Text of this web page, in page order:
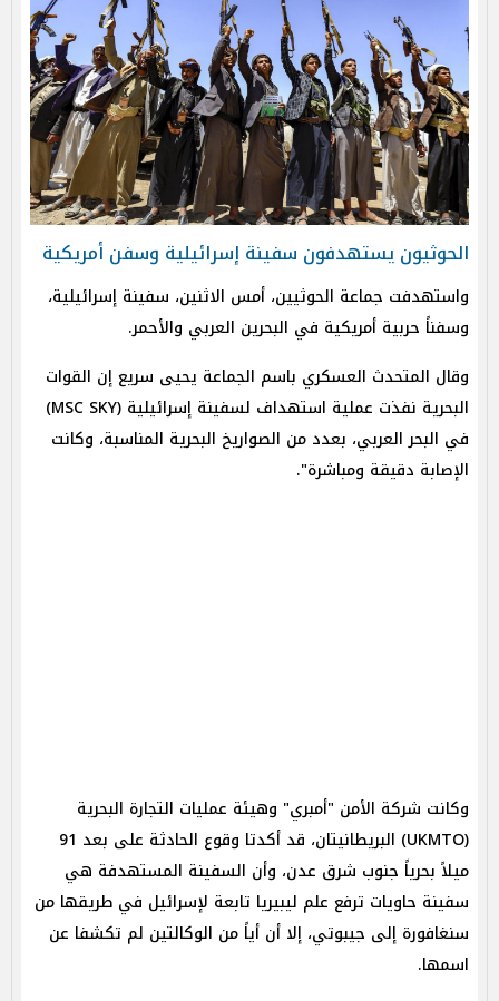
الحوثيون يستهدفون سفينة إسرائيلية وسفن أمريكية
واستهدفت جماعة الحوثيين، أمس الاثنين، سفينة إسرائيلية،
وسفناً حربية أمريكية في البحرين العربي والأحمر.
وقال المتحدث العسكري باسم الجماعة يحيى سريع إن القوات
البحرية نفذت عملية استهداف لسفينة إسرائيلية (MSC SKY)
في البحر العربي، بعدد من الصواريخ البحرية المناسبة، وكانت
الإصابة دقيقة ومباشرة".
وكانت شركة الأمن "أمبري" وهيئة عمليات التجارة البحرية
(UKMTO) البريطانيتان، قد أكدتا وقوع الحادثة على بعد 91
ميلاً بحرياً جنوب شرق عدن، وأن السفينة المستهدفة هي
سفينة حاويات ترفع علم ليبيريا تابعة لإسرائيل في طريقها من
سنغافورة إلى جيبوتي، إلا أن أياً من الوكالتين لم تكشفا عن
اسمها.